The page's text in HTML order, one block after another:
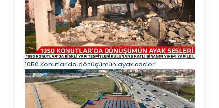
1050 Konutlar’da dönüşümün ayak sesleri